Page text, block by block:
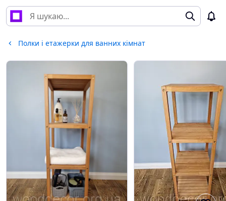
Полки і етажерки для ванних кімнат